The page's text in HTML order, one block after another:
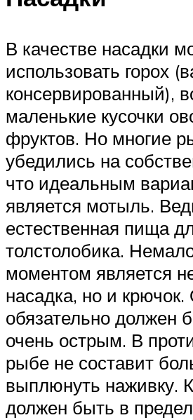
В качестве насадки
использовать горох
консервированный),
маленькие кусочки
фруктов. Но многие
убедились на
что идеальным
является мотыль.
естественная пища
толстолобика.
моментом является
насадка, но и крючок.
обязательно должен
очень острым. В
рыбе не составит
выплюнуть наживку.
должен быть в